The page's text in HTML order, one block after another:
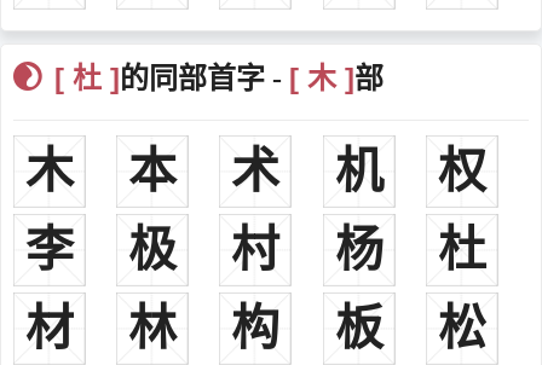
吏，以执法严刻著称。
阁十一功臣之一，御史大夫建平侯。谥号敬侯。
杜子春西汉（前30－58），河南缑氏人。西汉末年著名经学家。
杜度东汉，京兆杜陵人。即杜操，魏晋人因避魏武帝曹操名讳，
改称杜度。东汉著名书法家，杜度以善章草著名。崔瑗、崔寔父子学
杜度书，后人并称为“崔、杜”，为张芝师。
杜诗东汉（？－38），河内汲县人。东汉官员及发明家。曾创造
水排，以水为动力铸造农具，比欧洲同类产品早了1100年，又兴修水
[ 杜 ]的同部首字 - [ 木 ]部
木 本 术 机
权
李
极 村 杨
杜
材
林 构 板
松